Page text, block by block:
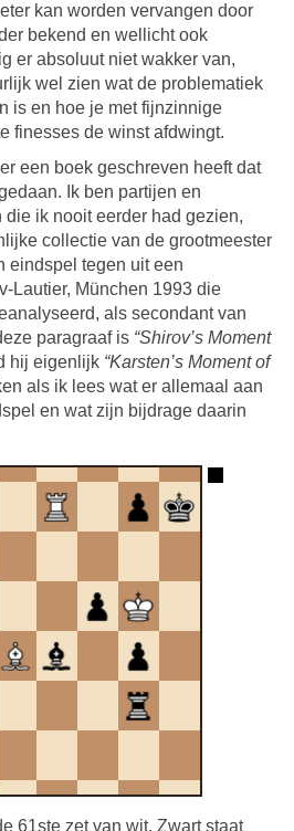
kan worden vervangen door
bekend en wellicht ook
er absoluut niet wakker van,
wel zien wat de problematiek
is en hoe je met fijnzinnige
finesses de winst afdwingt.
een boek geschreven heeft dat
Ik ben partijen en
ik nooit eerder had gezien,
collectie van de grootmeester
eindspel tegen uit een
Lautier, München 1993 die
als secondant van
paragraaf is “Shirov’s Moment
hij eigenlijk “Karsten’s Moment of
als ik lees wat er allemaal aan
en wat zijn bijdrage daarin
61ste zet van wit. Zwart staat